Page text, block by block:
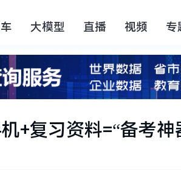
大模型 直播 视频 专
+复习资料=“备考神